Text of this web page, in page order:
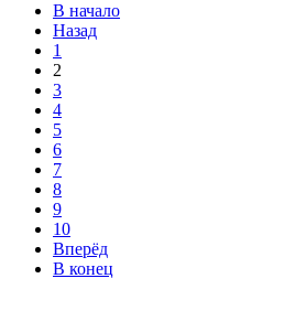
В начало
Назад
1
2
3
4
5
6
7
8
9
10
Вперёд
В конец